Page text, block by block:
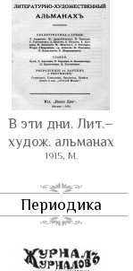
В эти дни. Лит.–
худож. альманах
1915, М.
Периодика